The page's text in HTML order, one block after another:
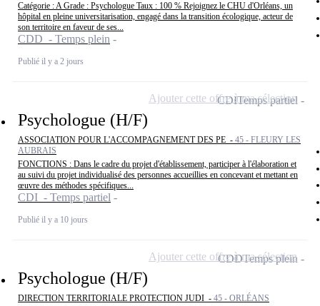
Catégorie : A Grade : Psychologue Taux : 100 % Rejoignez le CHU d'Orléans, un
hôpital en pleine universitarisation, engagé dans la transition écologique, acteur de
son territoire en faveur de ses...
CDD - Temps plein
Publié il y a 2 jours
Psychologue (H/F)
ASSOCIATION POUR L'ACCOMPAGNEMENT DES PE - 45 - FLEURY LES
AUBRAIS
FONCTIONS : Dans le cadre du projet d'établissement, participer à l'élaboration et
au suivi du projet individualisé des personnes accueillies en concevant et mettant en
œuvre des méthodes spécifiques...
CDI - Temps partiel
Publié il y a 10 jours
CDITemps partiel
Ajouter cette offre à ma sélection
Psychologue (H/F)
DIRECTION TERRITORIALE PROTECTION JUDI - 45 - ORLÉANS
CDDTemps plein
Ajouter cette offre à ma sélection